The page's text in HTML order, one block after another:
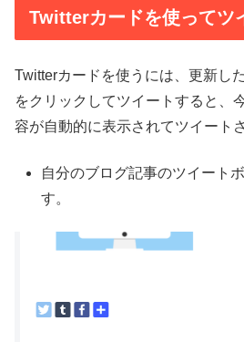
Twitterカードを使ってツ
Twitterカードを使うには、更新し
をクリックしてツイートすると、
容が自動的に表示されてツイート
自分のブログ記事のツイート
す。